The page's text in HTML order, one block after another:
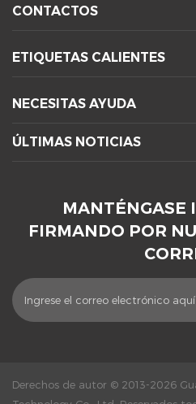
CONTACTOS
ETIQUETAS CALIENTES
NECESITAS AYUDA
ÚLTIMAS NOTICIAS
MANTÉNGASE
FIRMANDO POR
Derechos de autor © 2013-2026